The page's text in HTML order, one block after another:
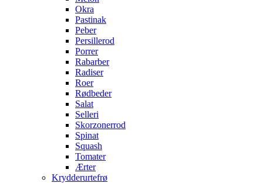
Okra
Pastinak
Peber
Persillerod
Porrer
Rabarber
Radiser
Roer
Rødbeder
Salat
Selleri
Skorzonerrod
Spinat
Squash
Tomater
Ærter
Krydderurtefrø